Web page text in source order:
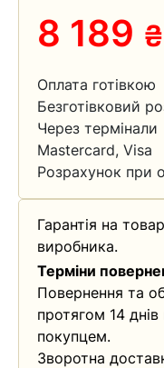
8 189 ₴
Оплата готівкою
Безготівковий
Через термінали
Mastercard, Visa
Розрахунок при
Гарантія на
виробника.
Терміни
Повернення та
протягом 14
покупцем.
Зворотна